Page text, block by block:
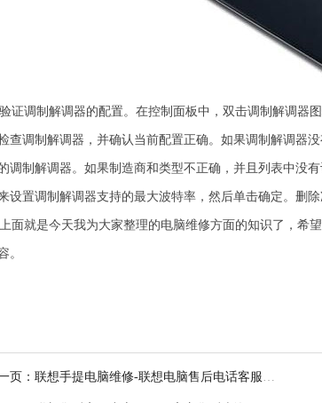
证调制解调器的配置。在控制面板中，双击调制解调器
查调制解调器，并确认当前配置正确。如果调制解调器
调制解调器。如果制造商和类型不正确，并且列表中没
设置调制解调器支持的最大波特率，然后单击确定。删
面就是今天我为大家整理的电脑维修方面的知识了，希
。
页： 联想手提电脑维修-联想电脑售后电话客服中